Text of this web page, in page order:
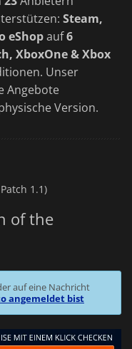
Steam,
eShopauf6
XboxOne & Xbox
Unser
Angebote
Version.
1.1)
of the
auf eine Nachricht
angemeldet bist